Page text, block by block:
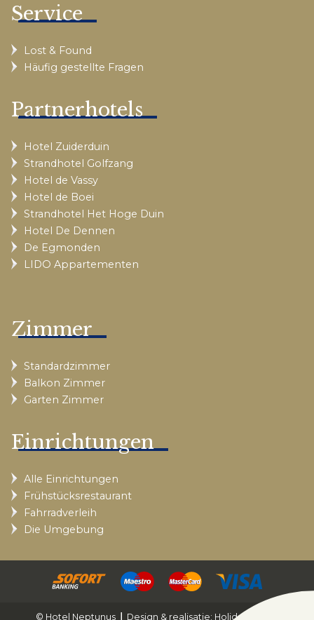
Service
Lost & Found
Häufig gestellte Fragen
Partnerhotels
Hotel Zuiderduin
Strandhotel Golfzang
Hotel de Vassy
Hotel de Boei
Strandhotel Het Hoge Duin
Hotel De Dennen
De Egmonden
LIDO Appartementen
Zimmer
Standardzimmer
Balkon Zimmer
Garten Zimmer
Einrichtungen
Alle Einrichtungen
Frühstücksrestaurant
Fahrradverleih
Die Umgebung
© Hotel Neptunus Design & realisatie: Holiday Media